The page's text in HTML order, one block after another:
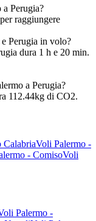
Perugia?
raggiungere
Perugia in volo?
dura 1 h e 20 min.
a Perugia?
112.44kg di CO2.
CalabriaVoli Palermo -
- ComisoVoli
Palermo -